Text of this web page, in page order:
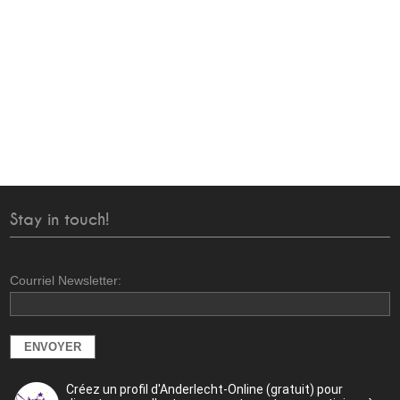
Stay in touch!
Courriel Newsletter:
Créez un profil d'Anderlecht-Online (gratuit) pour